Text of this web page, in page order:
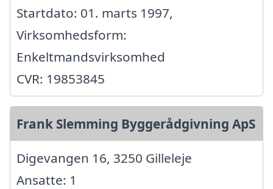
Startdato: 01. marts 1997,
Virksomhedsform:
Enkeltmandsvirksomhed
CVR: 19853845
Frank Slemming Byggerådgivning ApS
Digevangen 16, 3250 Gilleleje
Ansatte: 1